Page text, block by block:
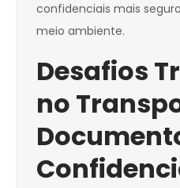
confidenciais mais
meio ambiente.
Desafios
no